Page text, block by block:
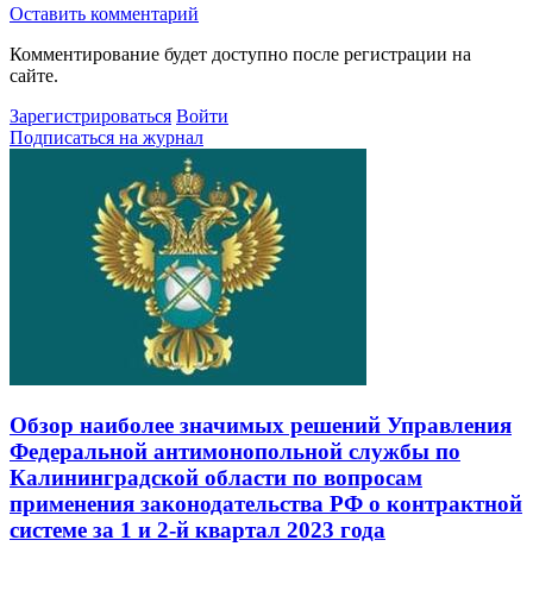
Оставить комментарий
Комментирование будет доступно после регистрации на
сайте.
Зарегистрироваться Войти
Подписаться на журнал
Обзор наиболее значимых решений Управления
Федеральной антимонопольной службы по
Калининградской области по вопросам
применения законодательства РФ о контрактной
системе за 1 и 2-й квартал 2023 года